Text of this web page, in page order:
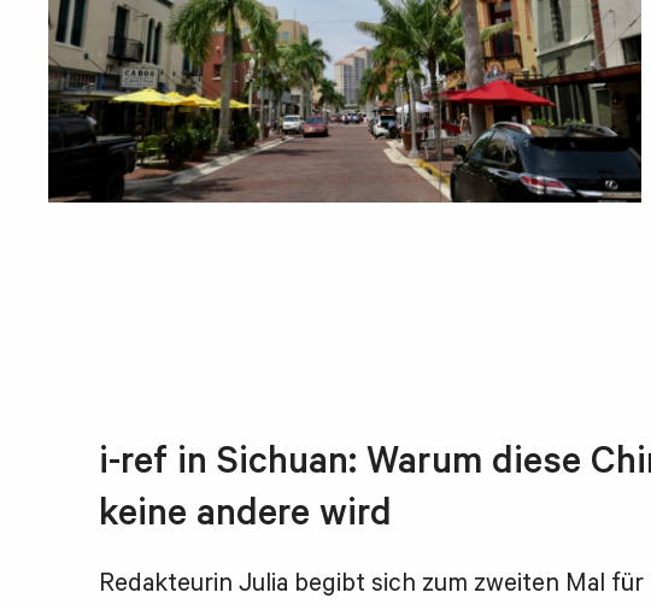
i-ref in Sichuan: Warum diese
keine andere wird
Redakteurin Julia begibt sich zum zweiten Mal